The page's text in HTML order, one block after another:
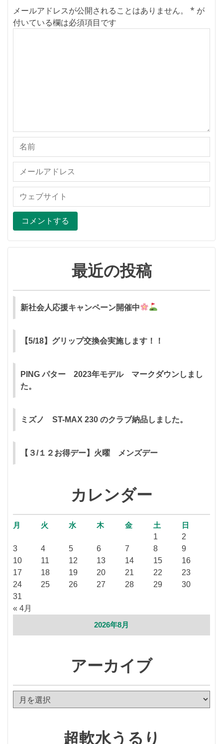
メールアドレスが公開されることはありません。 * が
付いている欄は必須項目です
最近の投稿
新社会人応援キャンペーン開催中
【5/18】グリップ交換会実施します！！
PING パター 2023年モデル マークダウンしまし
た。
ミズノ ST-MAX 230 のクラブ納品しました。
【３/１２お得デー】火曜 メンズデー
カレンダー
2026年8月
月 火 水 木 金 土 日
« 4月
1
2
3
4 5 6 7 8
9
10
11 12 13 14 15
16
17
18 19 20 21 22
23
24
25 26 27 28 29
30
31
アーカイブ
ー
超軟水うるり